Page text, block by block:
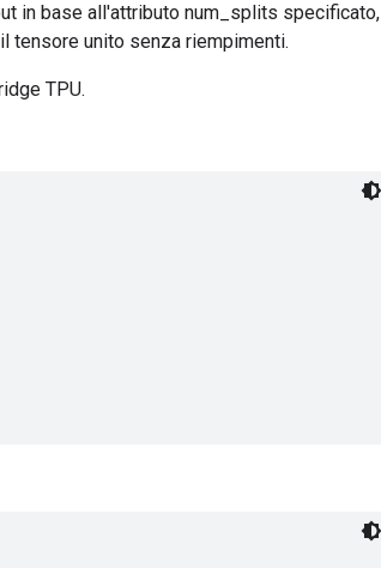
in base all'attributo num_splits specificato,
tensore unito senza riempimenti.
TPU.